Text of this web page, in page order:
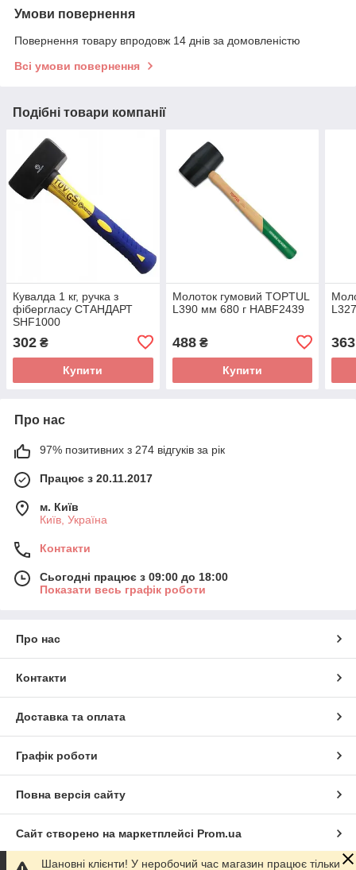
Умови повернення
Повернення товару впродовж 14 днів за домовленістю
Всі умови повернення
Подібні товари компанії
Кувалда 1 кг, ручка з
фібергласу СТАНДАРТ
SHF1000
302 ₴
Купити
Молоток гумовий TOPTUL
L390 мм 680 г HABF2439
488₴
Купити
363
Про нас
97% позитивних з 274 відгуків за рік
Працює з 20.11.2017
м. Київ
Київ, Україна
Контакти
Сьогодні працює з 09:00 до 18:00
Показати весь графік роботи
Про нас
Контакти
Доставка та оплата
Графік роботи
Повна версія сайту
Сайт створено на маркетплейсі Prom.ua
Шановні клієнти! У неробочий час магазин працює тільки